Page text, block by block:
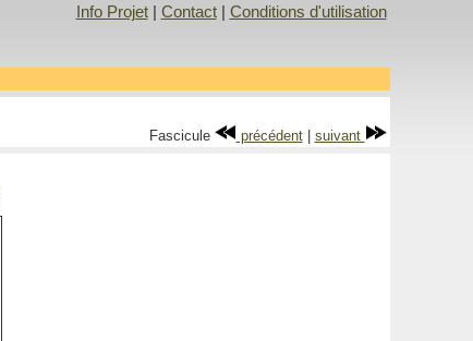
Info Projet| Contact| Conditions d'utilisation
Fascicule précédent| suivant